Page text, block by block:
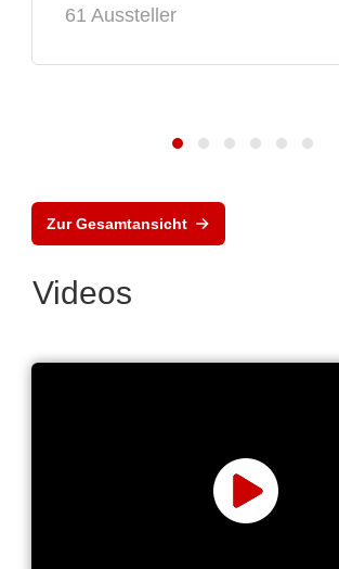
61 Aussteller
Zur Gesamtansicht
Videos